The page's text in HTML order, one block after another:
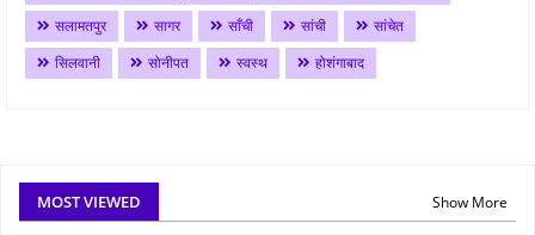
सलामतपुर
सागर साँची सांची
सांचेत
सिलवानी
सोनीपत स्वस्थ होशंगाबाद
MOST VIEWED Show More